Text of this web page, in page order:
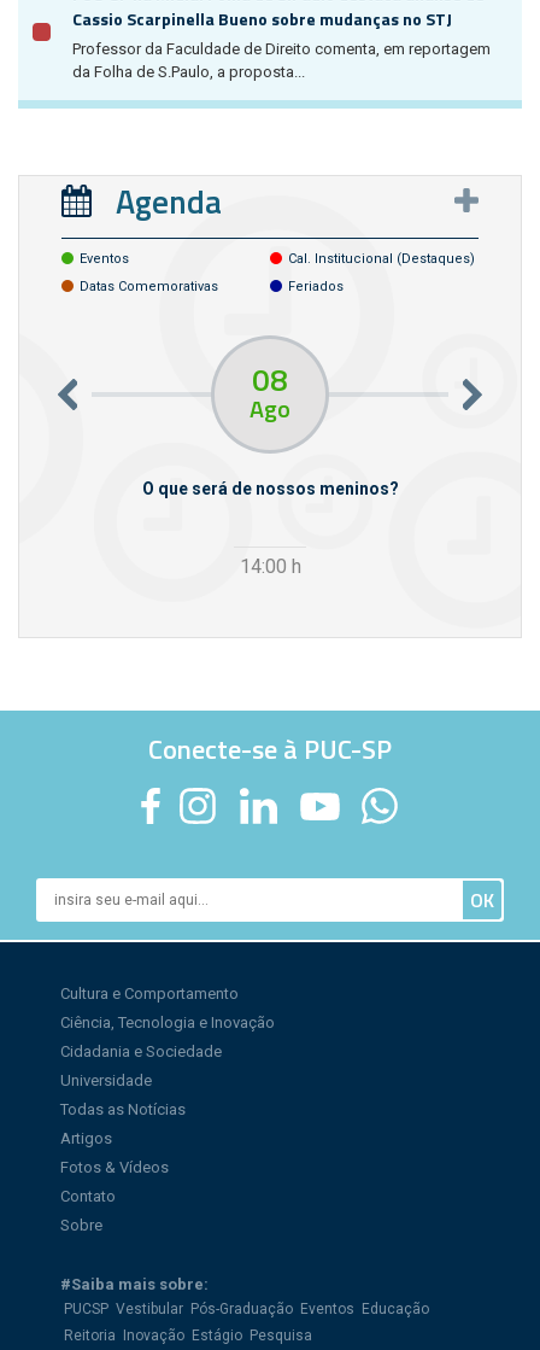
Cassio Scarpinella Bueno sobre mudanças no STJ
Professor da Faculdade de Direito comenta, em reportagem
da Folha de S.Paulo, a proposta...
Agenda
Eventos
Cal. Institucional (destaques)
Datas Comemorativas
Feriados
08
Ago
O que será de nossos meninos?
14:00 h
Conecte-se à PUC-SP
Cultura e Comportamento
Ciência, Tecnologia e Inovação
Cidadania e Sociedade
Universidade
Todas as Notícias
Artigos
Fotos & Vídeos
Contato
Sobre
#Saiba mais sobre:
PUCSP Vestibular Pós-Graduação Eventos
Educação
Reitoria
Inovação Estágio Pesquisa